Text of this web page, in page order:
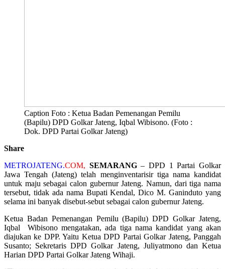
Caption Foto : Ketua Badan Pemenangan Pemilu
(Bapilu) DPD Golkar Jateng, Iqbal Wibisono. (Foto :
Dok. DPD Partai Golkar Jateng)
Share
METROJATENG.COM, SEMARANG– DPD 1 Partai Golkar
Jawa Tengah (Jateng) telah menginventarisir tiga nama kandidat
untuk maju sebagai calon gubernur Jateng. Namun, dari tiga nama
tersebut, tidak ada nama Bupati Kendal, Dico M. Ganinduto yang
selama ini banyak disebut-sebut sebagai calon gubernur Jateng.
Ketua Badan Pemenangan Pemilu (Bapilu) DPD Golkar Jateng,
Iqbal Wibisono mengatakan, ada tiga nama kandidat yang akan
diajukan ke DPP. Yaitu Ketua DPD Partai Golkar Jateng, Panggah
Susanto; Sekretaris DPD Golkar Jateng, Juliyatmono dan Ketua
Harian DPD Partai Golkar Jateng Wihaji.